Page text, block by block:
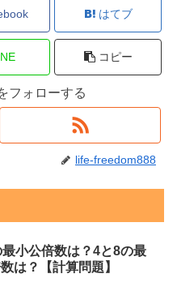
はてブ
コピー
フォローする
life-freedom888
小公倍数は？4と8の最
は？【計算問題】